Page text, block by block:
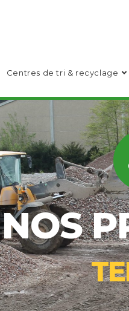
Centres de tri & recyclage
NOS